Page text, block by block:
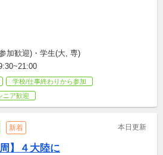
加歓迎)・学生(大, 専)
学校/仕事終わりから参加
ニア歓迎
新着 本日更新
】４大陸に